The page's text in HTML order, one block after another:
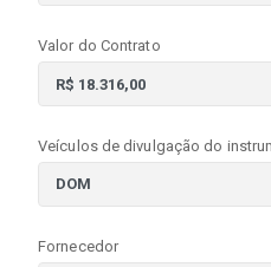
Valor do Contrato
Veículos de divulgação do
Fornecedor